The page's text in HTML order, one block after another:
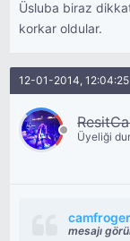
Üsluba biraz
korkar oldular.
12-01-2014, 12:04:25
Üyeliği
camfroger
mesajı